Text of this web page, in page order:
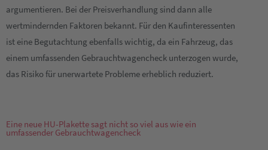
argumentieren. Bei der Preisverhandlung sind dann alle
wertmindernden Faktoren bekannt. Für den Kaufinteressenten
ist eine Begutachtung ebenfalls wichtig, da ein Fahrzeug, das
einem umfassenden Gebrauchtwagencheck unterzogen wurde,
das Risiko für unerwartete Probleme erheblich reduziert.
Eine neue HU-Plakette sagt nicht so viel aus wie ein
umfassender Gebrauchtwagencheck